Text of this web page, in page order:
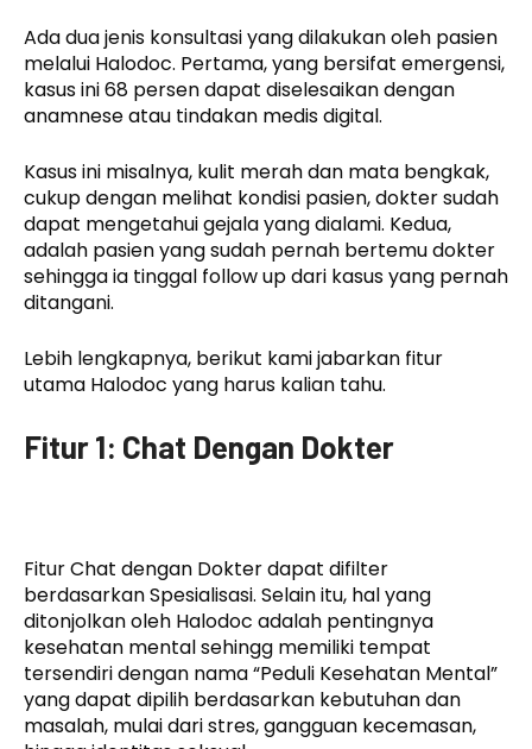
Ada dua jenis konsultasi yang dilakukan oleh pasien
melalui Halodoc. Pertama, yang bersifat emergensi,
kasus ini 68 persen dapat diselesaikan dengan
anamnese atau tindakan medis digital.
Kasus ini misalnya, kulit merah dan mata bengkak,
cukup dengan melihat kondisi pasien, dokter sudah
dapat mengetahui gejala yang dialami. Kedua,
adalah pasien yang sudah pernah bertemu dokter
sehingga ia tinggal follow up dari kasus yang pernah
ditangani.
Lebih lengkapnya, berikut kami jabarkan fitur
utama Halodoc yang harus kalian tahu.
Fitur 1: Chat Dengan Dokter
Fitur Chat dengan Dokter dapat difilter
berdasarkan Spesialisasi. Selain itu, hal yang
ditonjolkan oleh Halodoc adalah pentingnya
kesehatan mental sehingg memiliki tempat
tersendiri dengan nama “Peduli Kesehatan Mental”
yang dapat dipilih berdasarkan kebutuhan dan
masalah, mulai dari stres, gangguan kecemasan,